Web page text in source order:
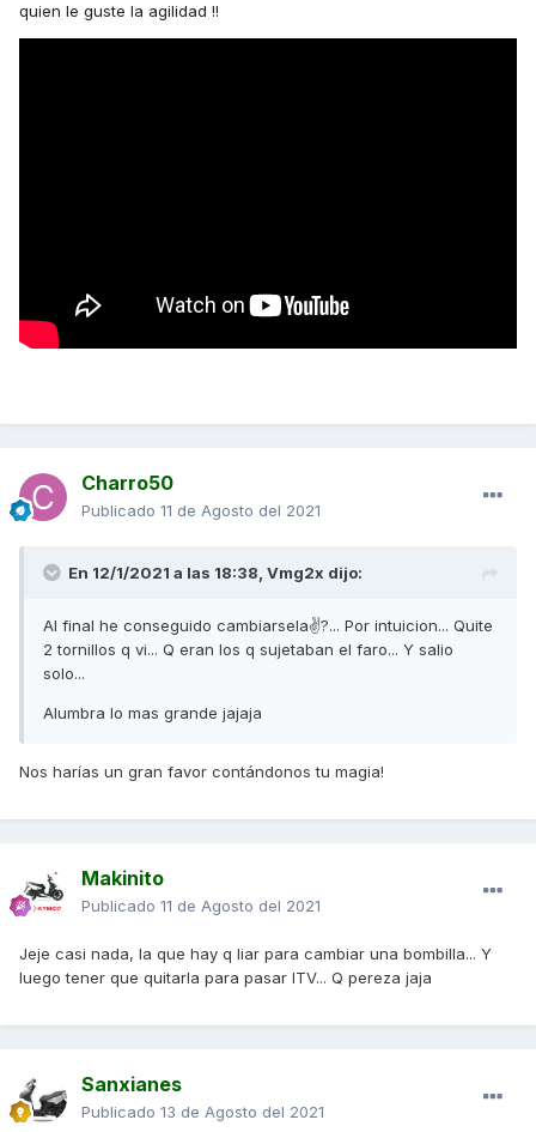
quien le guste la agilidad !!
Charro50
Publicado 11 de Agosto del 2021
En 12/1/2021 a las 18:38, Vmg2x dijo:
Al final he conseguido cambiarsela✌?... Por intuicion... Quite
2 tornillos q vi... Q eran los q sujetaban el faro... Y salio
solo...
Alumbra lo mas grande jajaja
Nos harías un gran favor contándonos tu magia!
Makinito
Publicado 11 de Agosto del 2021
Jeje casi nada, la que hay q liar para cambiar una bombilla... Y
luego tener que quitarla para pasar ITV... Q pereza jaja
Sanxianes
Publicado 13 de Agosto del 2021